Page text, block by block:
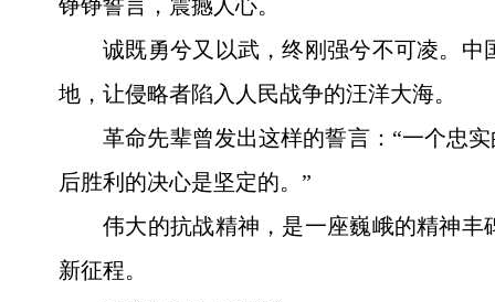
铮铮誓言，震撼人心。
诚既勇兮又以武，终刚强兮不可凌。
地，让侵略者陷入人民战争的汪洋大海。
革命先辈曾发出这样的誓言：“一个忠
后胜利的决心是坚定的。”
伟大的抗战精神，是一座巍峨的精神
新征程。